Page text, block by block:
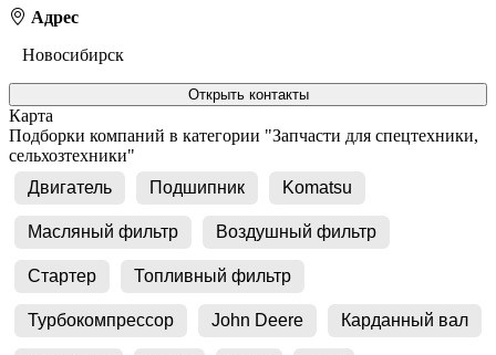
Адрес
Новосибирск
Открыть контакты
Карта
Подборки компаний в категории "Запчасти для спецтехники,
сельхозтехники"
Двигатель
Подшипник Komatsu
Масляный фильтр Воздушный фильтр
Стартер Топливный фильтр
Турбокомпрессор John Deere Карданный вал